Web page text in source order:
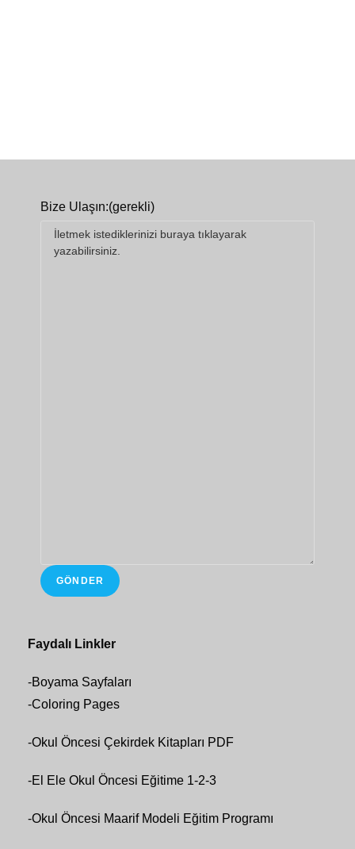
Bize Ulaşın:(gerekli)
GÖNDER
Faydalı Linkler
-Boyama Sayfaları
-Coloring Pages
-Okul Öncesi Çekirdek Kitapları PDF
-El Ele Okul Öncesi Eğitime 1-2-3
-Okul Öncesi Maarif Modeli Eğitim Programı